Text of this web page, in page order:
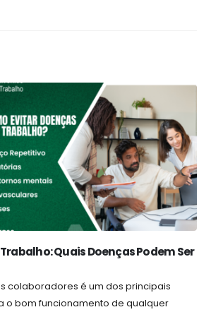
Quais Doenças Podem Ser
colaboradores é um dos principais
o bom funcionamento de qualquer